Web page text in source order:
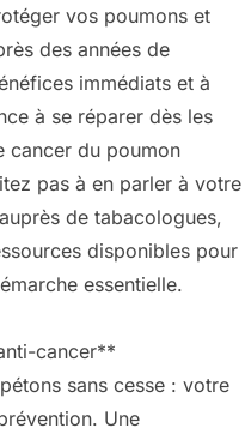
vos poumons et
des années de
immédiats et à
à se réparer dès les
cancer du poumon
pas à en parler à votre
de tabacologues,
disponibles pour
essentielle.
cancer**
sans cesse : votre
Une